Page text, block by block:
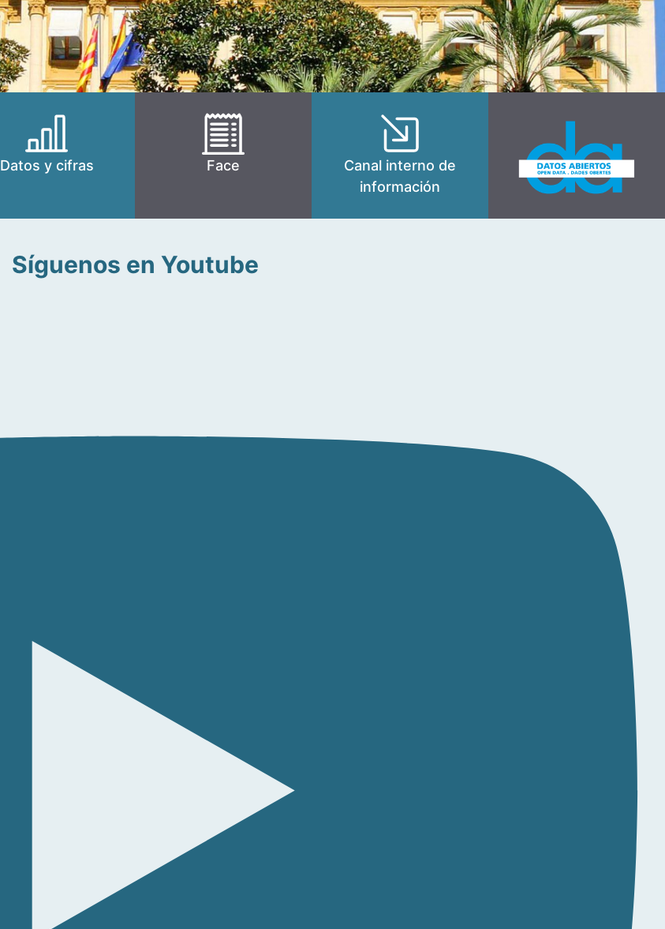
Datos y cifras Face
Canal interno de
información
Síguenos en Youtube